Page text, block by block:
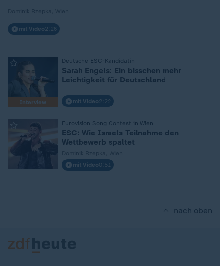
mit Video2:26
Interview
Deutsche ESC-Kandidatin
Sarah Engels: Ein bisschen mehr
Leichtigkeit für Deutschland
mit Video2:22
Eurovision Song Contest in Wien
ESC: Wie Israels Teilnahme den
Wettbewerb spaltet
mit Video0:51
nach oben